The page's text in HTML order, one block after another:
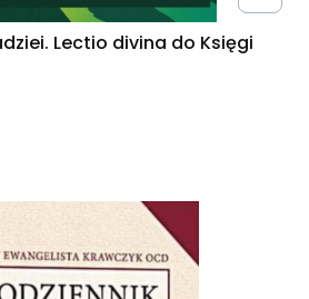
Lectio divina do Księgi